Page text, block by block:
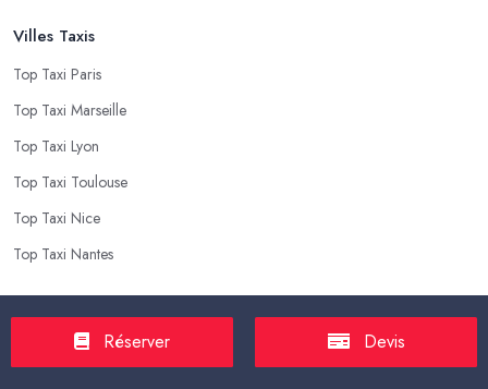
Villes Taxis
Top Taxi Paris
Top Taxi Marseille
Top Taxi Lyon
Top Taxi Toulouse
Top Taxi Nice
Top Taxi Nantes
Top Taxis
Tarif Course Taxi
Réserver Devis